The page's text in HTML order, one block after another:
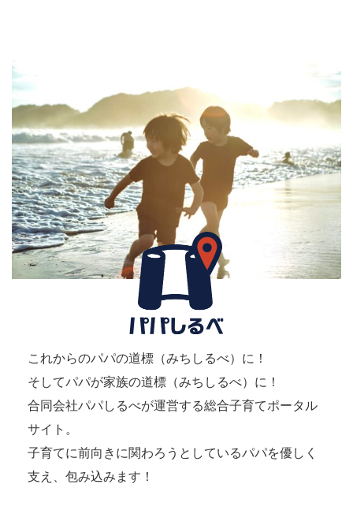
これからのパパの道標（みちしるべ）に！
そしてパパが家族の道標（みちしるべ）に！
合同会社パパしるべが運営する総合子育てポータル
サイト。
子育てに前向きに関わろうとしているパパを優しく
支え、包み込みます！